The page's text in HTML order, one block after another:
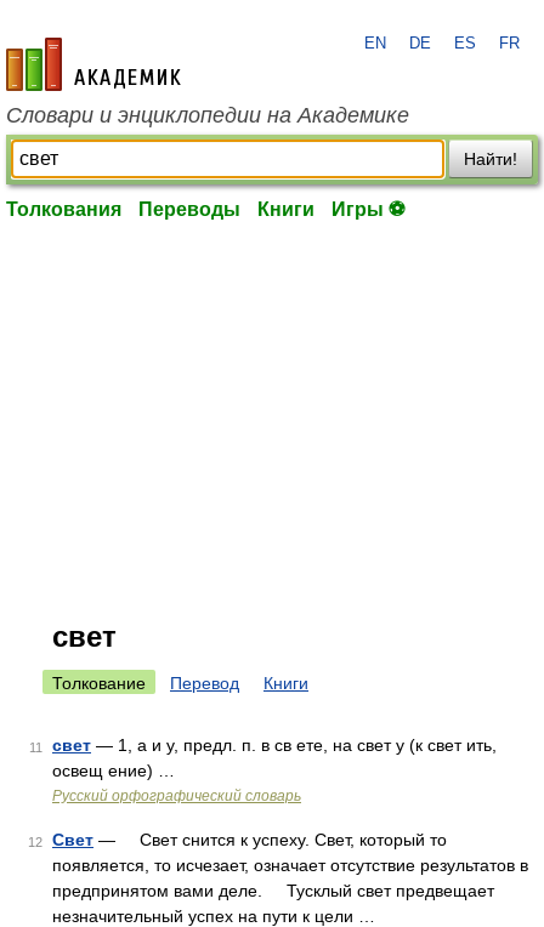
academic.ru
EN DE ES FR
Словари и энциклопедии на Академике
Найти!
Толкования Переводы Книги Игры ⚽
свет
Толкование Перевод Книги
11 свет — 1, а и у, предл. п. в св ете, на свет у (к свет ить,
освещ ение) …
Русский орфографический словарь
12 Свет — Свет снится к успеху. Свет, который то
появляется, то исчезает, означает отсутствие результатов в
предпринятом вами деле. Тусклый свет предвещает
незначительный успех на пути к цели …